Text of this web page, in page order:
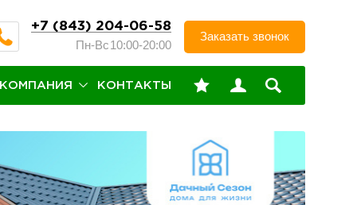
+7 (843) 204-06-58
Пн-Вс10:00-20:00
Заказать звонок
КОМПАНИЯ КОНТАКТЫ